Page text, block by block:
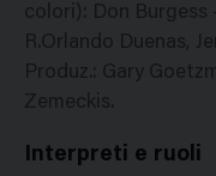
colori): Don Burgess
R.Orlando Duenas,
Produz.: Gary
Zemeckis.
Interpreti e ruoli